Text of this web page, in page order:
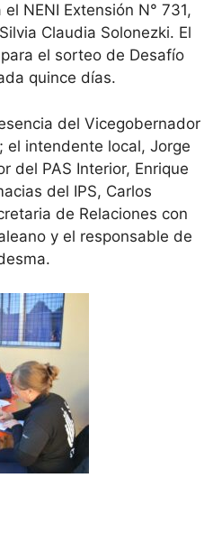
NENI Extensión N° 731,
Claudia Solonezki. El
el sorteo de Desafío
quince días.
del Vicegobernador
el intendente local, Jorge
del PAS Interior, Enrique
del IPS, Carlos
de Relaciones con
y el responsable de